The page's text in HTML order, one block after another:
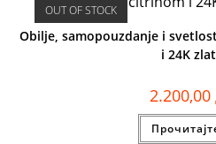
OUT OF STOCK
Obilje, samopouzdanje i
i 24K
2.200,00